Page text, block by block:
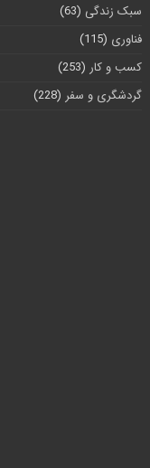
سبک زندگی (63)
فناوری (115)
کسب و کار (253)
گردشگری و سفر (228)